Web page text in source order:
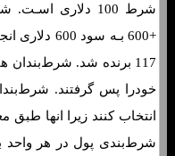
خودرا پس گرفتند.
انتخاب کنند زیرا انها
شرط‌بندی پول در هر واحد